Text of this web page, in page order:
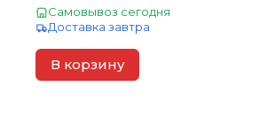
Самовывоз сегодня
Доставка завтра
В корзину